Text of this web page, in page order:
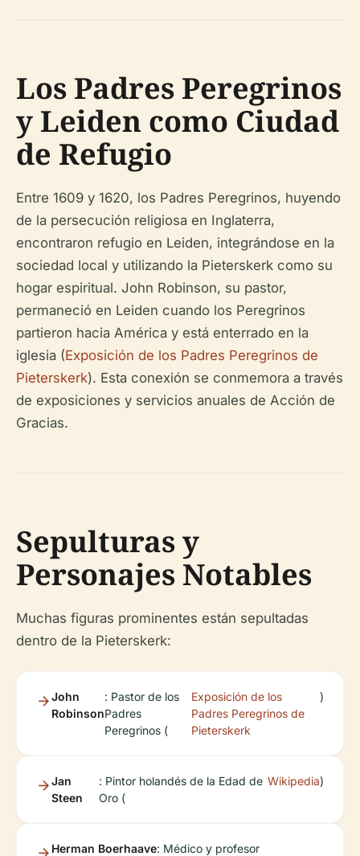
Los Padres Peregrinos
y Leiden como Ciudad
de Refugio
Entre 1609 y 1620, los Padres Peregrinos, huyendo
de la persecución religiosa en Inglaterra,
encontraron refugio en Leiden, integrándose en la
sociedad local y utilizando la Pieterskerk como su
hogar espiritual. John Robinson, su pastor,
permaneció en Leiden cuando los Peregrinos
partieron hacia América y está enterrado en la
iglesia (Exposición de los Padres Peregrinos de
Pieterskerk). Esta conexión se conmemora a través
de exposiciones y servicios anuales de Acción de
Gracias.
Sepulturas y
Personajes Notables
Muchas figuras prominentes están sepultadas
dentro de la Pieterskerk:
John
Robinson
: Pastor de los
Padres
Peregrinos (
Exposición de los
Padres Peregrinos de
Pieterskerk
)
Jan
Steen
: Pintor holandés de la Edad de
Oro (
Wikipedia)
Herman Boerhaave: Médico y profesor